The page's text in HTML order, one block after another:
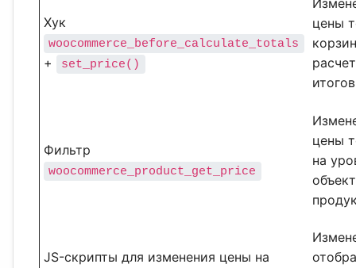
Хук
woocommerce_before_calculate_totals
+ set_price()
цены
итогов
Фильтр
woocommerce_product_get_price
цены
на
JS-скрипты для изменения цены на